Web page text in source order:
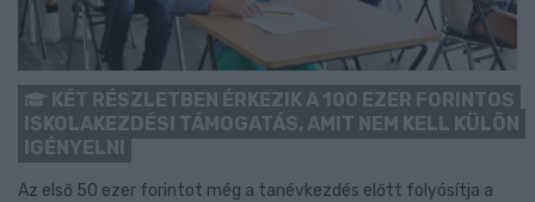
KÉT RÉSZLETBEN ÉRKEZIK A 100 EZER FORINTOS
ISKOLAKEZDÉSI TÁMOGATÁS, AMIT NEM KELL KÜLÖN
IGÉNYELNI
Az első 50 ezer forintot még a tanévkezdés előtt folyósítja a